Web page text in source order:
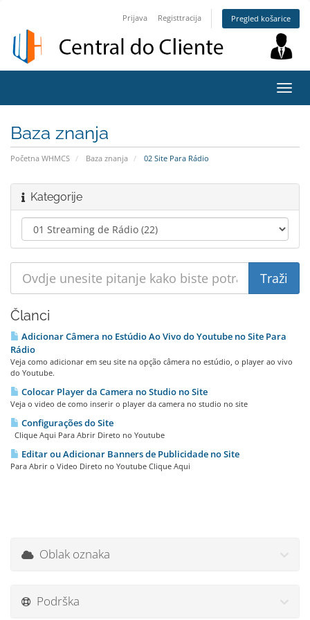
Prijava Registtracija Pregled košarice
Baza znanja
Početna WHMCS Baza znanja 02 Site Para Rádio
Kategorije
Članci
Adicionar Câmera no Estúdio Ao Vivo do Youtube no Site Para
Rádio
Veja como adicionar em seu site na opção câmera no estúdio, o player ao vivo
do Youtube.
Colocar Player da Camera no Studio no Site
Veja o video de como inserir o player da camera no studio no site
Configurações do Site
Clique Aqui Para Abrir Direto no Youtube
Editar ou Adicionar Banners de Publicidade no Site
Para Abrir o Video Direto no Youtube Clique Aqui
Oblak oznaka
Podrška